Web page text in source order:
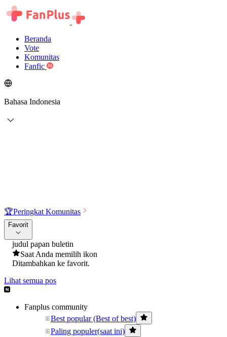
Beranda
Vote
Komunitas
Fanfic
Bahasa Indonesia
🏆Peringkat Komunitas
Favorit
judul papan buletin
Saat Anda memilih ikon
Ditambahkan ke favorit.
Lihat semua pos
Fanplus community
Best popular (Best of best)
Paling populer(saat ini)